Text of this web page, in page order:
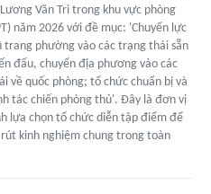
Văn Tri trong khu vực phòng
năm 2026 với đề mục: 'Chuyển lực
trang phường vào các trạng thái sẵn
đấu, chuyển địa phương vào các
về quốc phòng; tổ chức chuẩn bị và
tác chiến phòng thủ'. Đây là đơn vị
lựa chọn tổ chức diễn tập điểm để
kinh nghiệm chung trong toàn